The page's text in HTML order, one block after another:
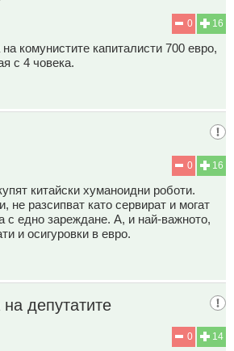
16
0
комунистите капиталисти 700 евро,
с 4 човека.
16
0
китайски хуманоидни роботи.
не разсипват като сервират и могат
с едно зареждане. А, и най-важното,
и осигуровки в евро.
на депутатите
14
0